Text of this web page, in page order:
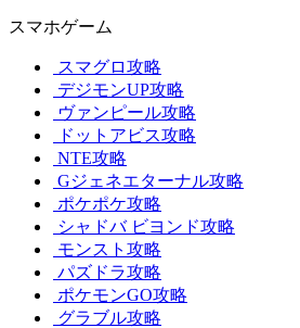
スマホゲーム
スマグロ攻略
デジモンUP攻略
ヴァンピール攻略
ドットアビス攻略
NTE攻略
Gジェネエターナル攻略
ポケポケ攻略
シャドバ ビヨンド攻略
モンスト攻略
パズドラ攻略
ポケモンGO攻略
グラブル攻略